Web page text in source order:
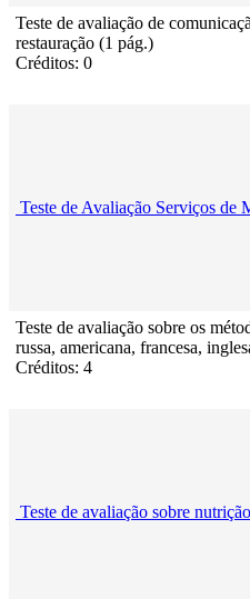
Teste de avaliação de
restauração (1 pág.)
Créditos: 0
Teste de Avaliação Serviços de
Teste de avaliação sobre os
russa, americana, francesa,
Créditos: 4
Teste de avaliação sobre nutrição